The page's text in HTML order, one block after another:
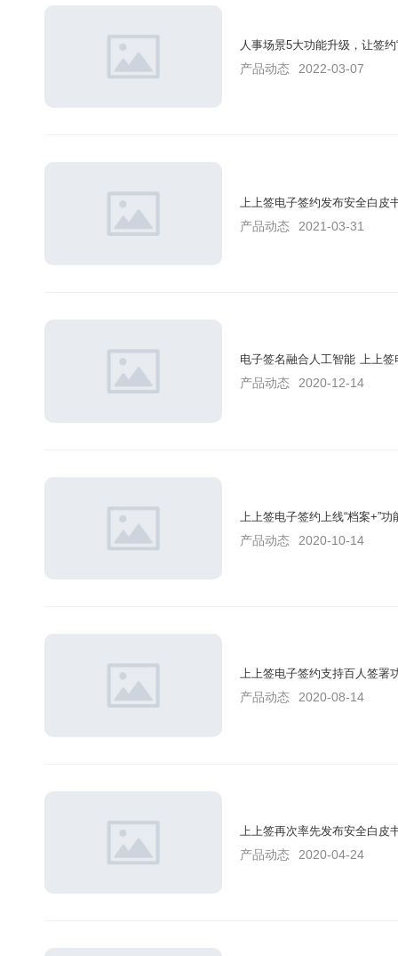
人事场景5大功能升级，让签约
产品动态 2022-03-07
上上签电子签约发布安全白
产品动态 2021-03-31
电子签名融合人工智能 上上
产品动态 2020-12-14
上上签电子签约上线“档案+”
产品动态 2020-10-14
上上签电子签约支持百人签
产品动态 2020-08-14
上上签再次率先发布安全白
产品动态 2020-04-24